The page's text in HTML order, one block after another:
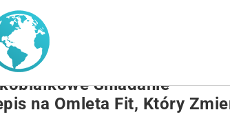
Śniadanie
na Omleta Fit, Który